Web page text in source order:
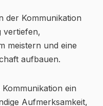
der Kommunikation
vertiefen,
meistern und eine
aufbauen.
ein
Aufmerksamkeit,